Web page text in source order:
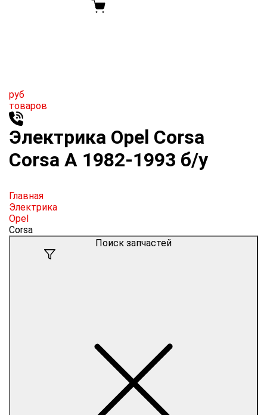
руб
товаров
Электрика Opel Corsa
Corsa A 1982-1993 б/у
Главная
Электрика
Opel
Corsa
Поиск запчастей